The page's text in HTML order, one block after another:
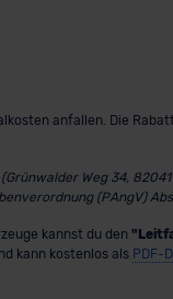
anfallen. Die
Weg 34,
(PAngV)
kannst du den
kann kostenlos als PDF-